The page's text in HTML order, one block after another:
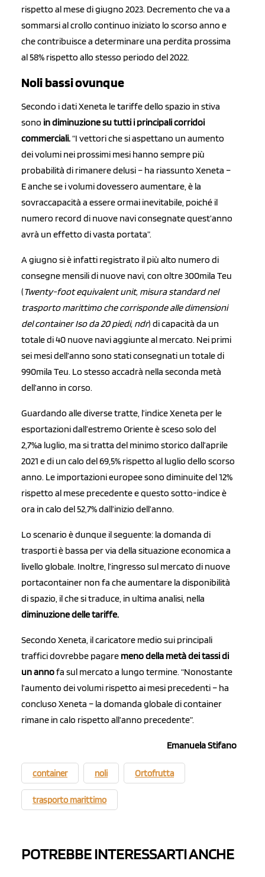
rispetto al mese di giugno 2023. Decremento che va a
sommarsi al crollo continuo iniziato lo scorso anno e
che contribuisce a determinare una perdita prossima
al 58% rispetto allo stesso periodo del 2022.
Noli bassi ovunque
Secondo i dati Xeneta le tariffe dello spazio in stiva
sono in diminuzione su tutti i principali corridoi
commerciali.“I vettori che si aspettano un aumento
dei volumi nei prossimi mesi hanno sempre più
probabilità di rimanere delusi – ha riassunto Xeneta –
E anche se i volumi dovessero aumentare, è la
sovraccapacità a essere ormai inevitabile, poiché il
numero record di nuove navi consegnate quest’anno
avrà un effetto di vasta portata”.
A giugno si è infatti registrato il più alto numero di
consegne mensili di nuove navi, con oltre 300mila Teu
(Twenty-foot equivalent unit, misura standard nel
trasporto marittimo che corrisponde alle dimensioni
del container Iso da 20 piedi, ndr) di capacità da un
totale di 40 nuove navi aggiunte al mercato. Nei primi
sei mesi dell’anno sono stati consegnati un totale di
990mila Teu. Lo stesso accadrà nella seconda metà
dell’anno in corso.
Guardando alle diverse tratte, l’indice Xeneta per le
esportazioni dall’estremo Oriente è sceso solo del
2,7%a luglio, ma si tratta del minimo storico dall’aprile
2021 e di un calo del 69,5% rispetto al luglio dello scorso
anno. Le importazioni europee sono diminuite del 12%
rispetto al mese precedente e questo sotto-indice è
ora in calo del 52,7% dall’inizio dell’anno.
Lo scenario è dunque il seguente: la domanda di
trasporti è bassa per via della situazione economica a
livello globale. Inoltre, l’ingresso sul mercato di nuove
portacontainer non fa che aumentare la disponibilità
di spazio, il che si traduce, in ultima analisi, nella
diminuzione delle tariffe.
Secondo Xeneta, il caricatore medio sui principali
traffici dovrebbe pagare meno della metà dei tassi di
un annofa sul mercato a lungo termine. “Nonostante
l’aumento dei volumi rispetto ai mesi precedenti – ha
concluso Xeneta – la domanda globale di container
rimane in calo rispetto all’anno precedente”.
Emanuela Stifano
container noli Ortofrutta
trasporto marittimo
POTREBBE INTERESSARTI ANCHE